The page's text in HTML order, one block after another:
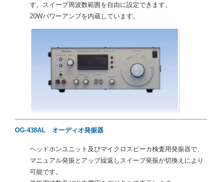
す。スイープ周波数範囲を自由に設定できます。
20Wパワーアンプを内蔵しています。
OG-438AL オーディオ発振器
ヘッドホンユニット及びマイクロスピーカ検査用発振器で、
マニュアル発振とアップ繰返しスイープ発振が切換えにより
可能です。